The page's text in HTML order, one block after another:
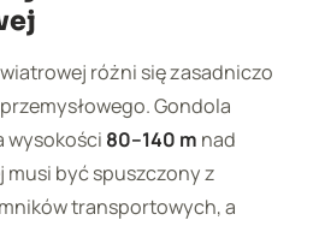
różni się zasadniczo
Gondola
wysokości 80–140 m nad
musi być spuszczony z
transportowych, a